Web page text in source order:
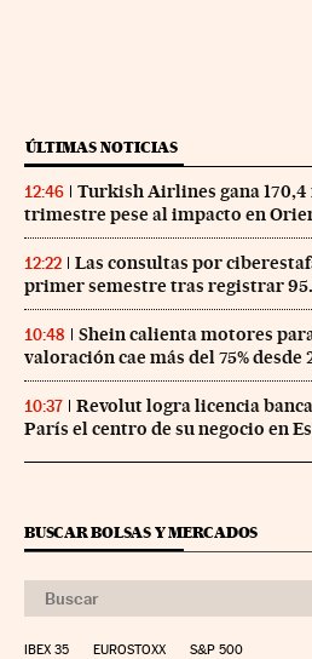
ÚLTIMAS NOTICIAS
12:46
Turkish Airlines gana
trimestre pese al impacto en
12:22
Las consultas por
primer semestre tras registrar
10:48
Shein calienta motores
valoración cae más del 75% desde
10:37
Revolut logra licencia
París el centro de su negocio en
BUSCAR BOLSAS Y MERCADOS
IBEX 35 EUROSTOXX S&P 500